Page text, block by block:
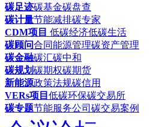
碳足迹碳基金碳盘查
碳计量节能减排碳专家
CDM项目 低碳经济低碳生活
碳顾问合同能源管理碳资产管理
碳金融碳汇碳中和
碳规划碳期权碳期货
新能源政策法规碳信用
VERs项目 低碳环保碳交易所
碳专题节能服务公司 碳交易案例